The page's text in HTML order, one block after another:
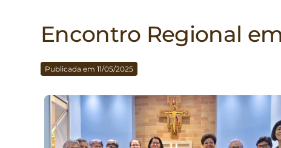
Encontro Regional
Publicada em 11/05/2025